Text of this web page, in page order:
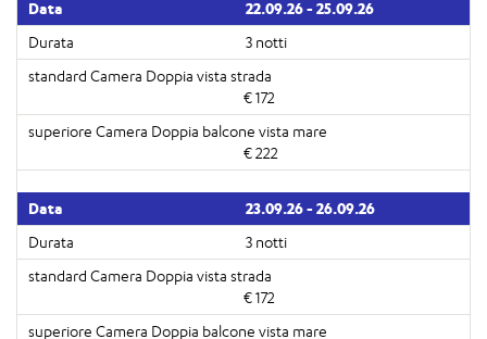
22.09.26 - 25.09.26
3 notti
€ 172
€ 222
23.09.26 - 26.09.26
3 notti
€ 172